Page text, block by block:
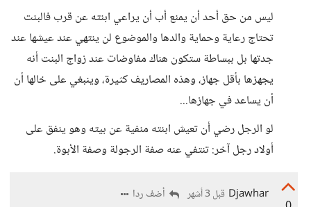
ليس من حق أحد أن يمنع أب أن يراعي ابنته عن قرب فالبنت
تحتاج رعاية وحماية والدها والموضوع لن ينتهي عند عيشها عند
جدتها بل ببساطة ستكون هناك مفاوضات عند زواج البنت أنه
يجهزها بأقل جهاز، وهذه المصاريف كثيرة، وينبغي على خالها أن
أن يساعد في جهازها...
لو الرجل رضي أن تعيش ابنته منفية عن بيته وهو ينفق على
أولاد رجل آخر: تنتفي عنه صفة الرجولة وصفة الأبوة.
Djawhar قبل 3 أشهر أضف ردا